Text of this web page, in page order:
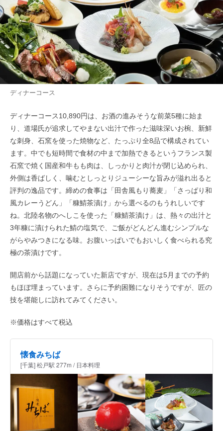
ディナーコース
ディナーコース10,890円は、お酒の進みそうな前菜5種に始ま
り、道場氏が追求してやまない出汁で作った滋味深いお椀、新鮮
な刺身、石窯を使った焼物など、たっぷり全8品で構成されてい
ます。中でも短時間で食材の中まで加熱できるというフランス製
石窯で焼く国産和牛もも肉は、しっかりと肉汁が閉じ込められ、
外側は香ばしく、噛むとしっとりジューシーな旨みが溢れ出ると
評判の逸品です。締めの食事は「田舎風もり蕎麦」「さっぱり和
風カレーうどん」「糠鯖茶漬け」から選べるのもうれしいです
ね。北陸名物のへしこを使った「糠鯖茶漬け」は、熱々の出汁と
3年糠に漬けられた鯖の塩気で、ご飯がどんどん進むシンプルな
がらやみつきになる味。お腹いっぱいでもおいしく食べられる究
極の茶漬けです。
開店前から話題になっていた新店ですが、現在は5月までの予約
もほぼ埋まっています。さらに予約困難になりそうですが、匠の
技を堪能しに訪れてみてください。
※価格はすべて税込
懐食みちば
[千葉] 松戸駅 277m / 日本料理